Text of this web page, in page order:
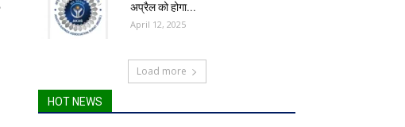
अप्रैल को होगा...
April 12, 2025
Load more
HOT NEWS